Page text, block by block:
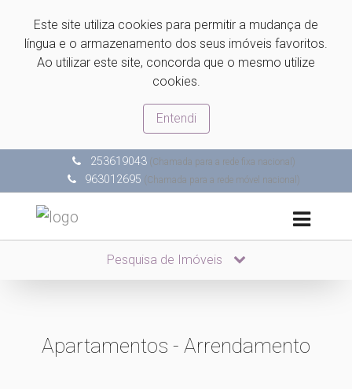
Este site utiliza cookies para permitir a mudança de
língua e o armazenamento dos seus imóveis favoritos.
Ao utilizar este site, concorda que o mesmo utilize
cookies.
Entendi
253619043(Chamada para a rede fixa nacional)
963012695 (Chamada para a rede móvel nacional)
Pesquisa de Imóveis
Apartamentos - Arrendamento